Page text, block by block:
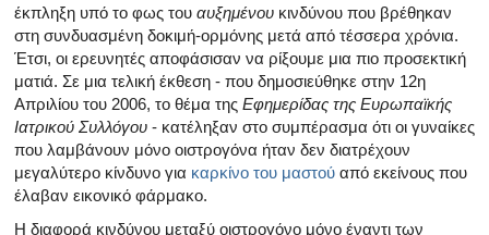
έκπληξη υπό το φως του αυξημένου κινδύνου που βρέθηκαν
στη συνδυασμένη δοκιμή-ορμόνης μετά από τέσσερα χρόνια.
Έτσι, οι ερευνητές αποφάσισαν να ρίξουμε μια πιο προσεκτική
ματιά. Σε μια τελική έκθεση - που δημοσιεύθηκε στην 12η
Απριλίου του 2006, το θέμα της Εφημερίδας της Ευρωπαϊκής
Ιατρικού Συλλόγου - κατέληξαν στο συμπέρασμα ότι οι γυναίκες
που λαμβάνουν μόνο οιστρογόνα ήταν δεν διατρέχουν
μεγαλύτερο κίνδυνο για καρκίνο του μαστού από εκείνους που
έλαβαν εικονικό φάρμακο.
Η διαφορά κινδύνου μεταξύ οιστρογόνο μόνο έναντι των